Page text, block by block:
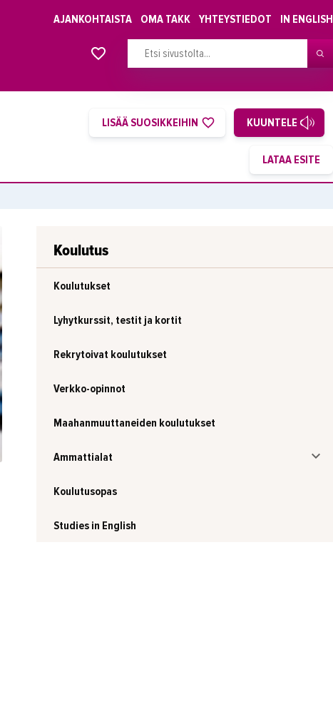
AJANKOHTAISTA OMA TAKK YHTEYSTIEDOT IN ENGLISH
LISÄÄ SUOSIKKEIHIN KUUNTELE
Koulutus
Koulutukset
Lyhytkurssit, testit ja kortit
Rekrytoivat koulutukset
Verkko-opinnot
Maahanmuuttaneiden koulutukset
Ammattialat
Koulutusopas
Studies in English
Alkavat koulutukset osiosta